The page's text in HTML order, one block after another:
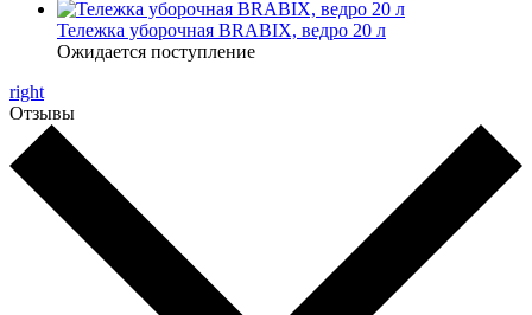
Тележка уборочная BRABIX, ведро 20 л
Ожидается поступление
right
Отзывы